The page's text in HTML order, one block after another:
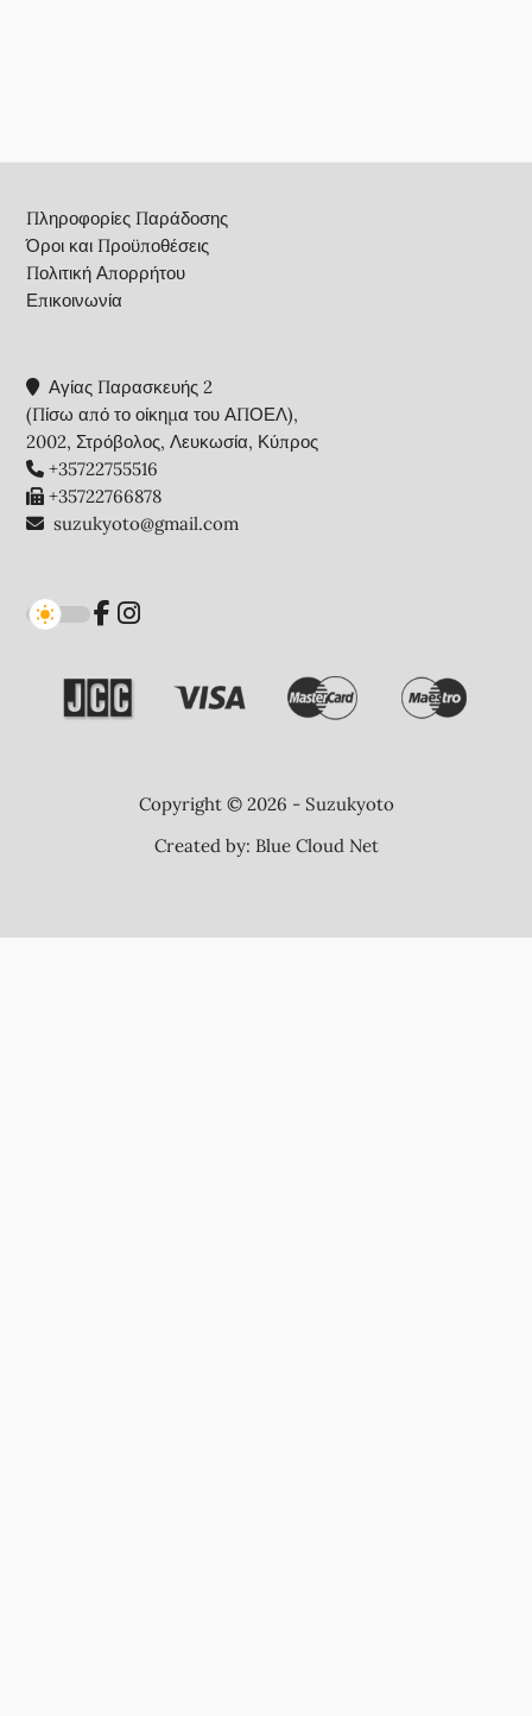
Πληροφορίες Παράδοσης
Όροι και Προϋποθέσεις
Πολιτική Απορρήτου
Επικοινωνία
Αγίας Παρασκευής 2
(Πίσω από το οίκημα του ΑΠΟΕΛ),
2002, Στρόβολος, Λευκωσία, Κύπρος
+35722755516
+35722766878
suzukyoto@gmail.com
Copyright © 2026 - Suzukyoto
Created by: Blue Cloud Net